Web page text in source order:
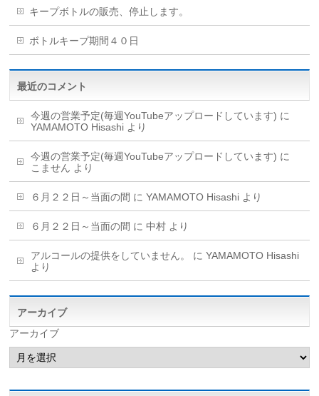
キープボトルの販売、停止します。
ボトルキープ期間４０日
最近のコメント
今週の営業予定(毎週YouTubeアップロードしています) に
YAMAMOTO Hisashi より
今週の営業予定(毎週YouTubeアップロードしています) に
こません より
６月２２日～当面の間 にYAMAMOTO Hisashi より
６月２２日～当面の間 に中村 より
アルコールの提供をしていません。 にYAMAMOTO Hisashi
より
アーカイブ
アーカイブ